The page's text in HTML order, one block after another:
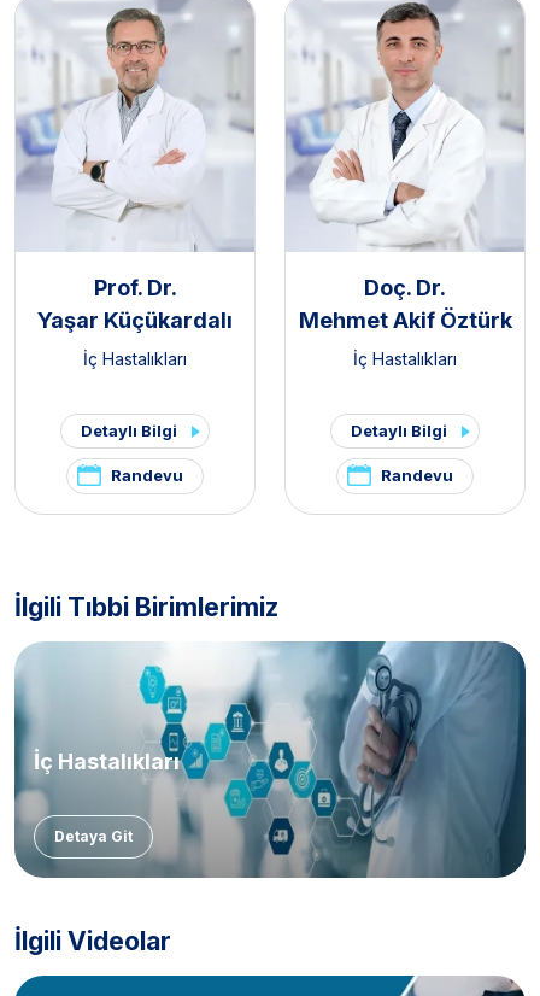
Prof. Dr.
Yaşar Küçükardalı
İç Hastalıkları
Detaylı Bilgi
Randevu
Doç. Dr.
Mehmet Akif Öztürk
İç Hastalıkları
Detaylı Bilgi
Randevu
İlgili Tıbbi Birimlerimiz
İç Hastalıkları
Detaya Git
İlgili Videolar